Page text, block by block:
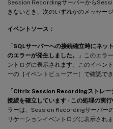
Session Recordingサーバーから
きないとき、次のいずれかのメッセー
イベントソース：
「SQLサーバーへの接続確立時にネッ
のエラーが発生しました。
」このエラ
ントログに表示されます。このイベ
ーの［イベントビューアー］で確認でき
「Citrix Session Recordingストレー
接続を確立しています - この処理の実
ラーは、Session Recordingサーバー
リケーションイベントログに表示されま